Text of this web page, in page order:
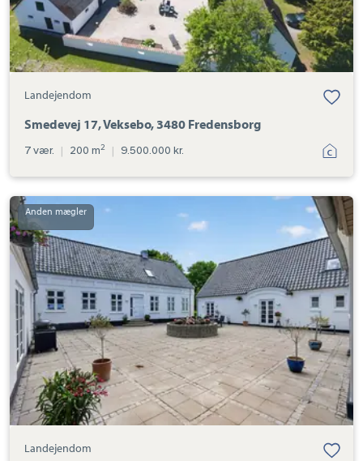
Landejendom
Smedevej 17, Veksebo, 3480 Fredensborg
7 vær. | 200 m2 | 9.500.000 kr.
Landejendom:
Steensbergsvej
25,
3230
Græsted
Landejendom